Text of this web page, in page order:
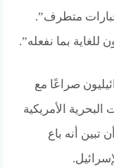
متطرف”.
للغاية بما نفعله”.
صراعًا مع
الأمريكية
بعد أن تبين أنه باع